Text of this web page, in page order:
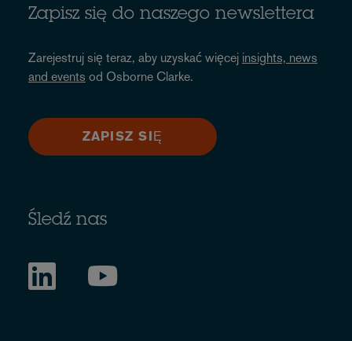
Zapisz się do naszego newslettera
Zarejestruj się teraz, aby uzyskać więcej insights, news
and events od Osborne Clarke.
ZAPISZ SIĘ
Śledź nas